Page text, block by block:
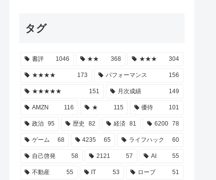
タグ
書評 1046 ★★ 368 ★★★ 304
★★★★ 173 パフォーマンス 156
★★★★★ 151 月次成績 149
AMZN 116 ★ 115 優待 101
政治 95 歴史 82 経済 81 6200 78
ゲーム 68 4235 65 ライフハック 60
自己啓発 58 2121 57 AI 55
不動産 55 IT 53 ローブ 51